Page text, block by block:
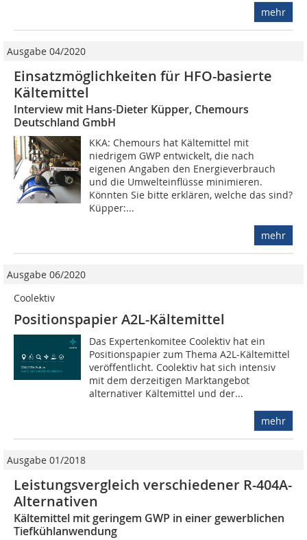
mehr
Ausgabe 04/2020
Einsatzmöglichkeiten für HFO-basierte
Kältemittel
Interview mit Hans-Dieter Küpper, Chemours
Deutschland GmbH
KKA: Chemours hat Kältemittel mit
niedrigem GWP entwickelt, die nach
eigenen Angaben den Energieverbrauch
und die Umwelteinflüsse minimieren.
Könnten Sie bitte erklären, welche das sind?
Küpper:...
mehr
Ausgabe 06/2020
Coolektiv
Positionspapier A2L-Kältemittel
Das Expertenkomitee Coolektiv hat ein
Positionspapier zum Thema A2L-Kältemittel
veröffentlicht. Coolektiv hat sich intensiv
mit dem derzeitigen Marktangebot
alternativer Kältemittel und der...
mehr
Ausgabe 01/2018
Leistungsvergleich verschie­de­ner R-404A-
Alternativen
Kältemittel mit geringem GWP in einer gewerblichen
Tiefkühlanwendung